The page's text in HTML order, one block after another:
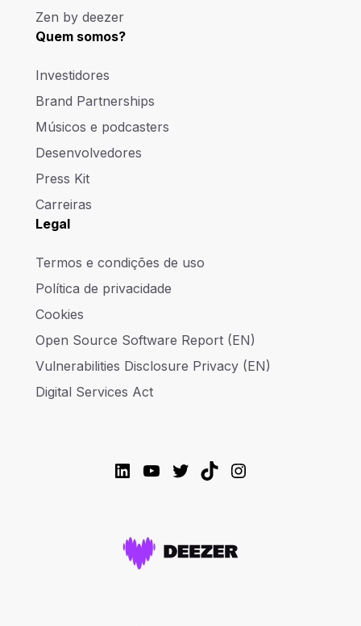
Zen by deezer
Quem somos?
Investidores
Brand Partnerships
Músicos e podcasters
Desenvolvedores
Press Kit
Carreiras
Legal
Termos e condições de uso
Política de privacidade
Cookies
Open Source Software Report (EN)
Vulnerabilities Disclosure Privacy (EN)
Digital Services Act
LinkedIn
YouTube
Twitter
TikTokInstagram